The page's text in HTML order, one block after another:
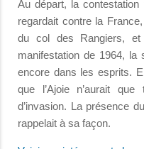
Au départ, la
regardait contre la
du col des Rangiers,
manifestation de 1964, la
encore dans les esprits.
que l’Ajoie n’aurait
d’invasion. La présence
rappelait à sa façon.